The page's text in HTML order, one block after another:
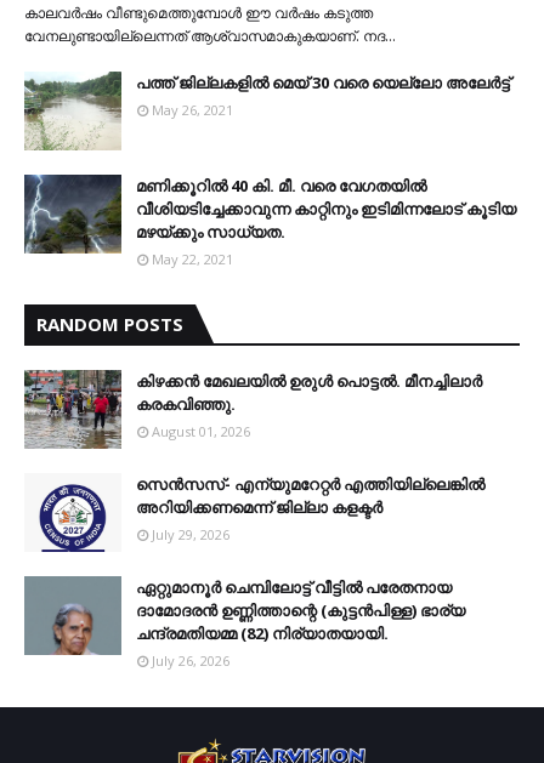
കാലവര്‍ഷം വീണ്ടുമെത്തുമ്പോള്‍ ഈ വര്‍ഷം കടുത്ത
വേനലുണ്ടായില്ലെന്നത് ആശ്വാസമാകുകയാണ്. നദ…
പത്ത് ജില്ലകളില്‍ മെയ് 30 വരെ യെല്ലോ അലേര്‍ട്ട്
May 26, 2021
മണിക്കൂറിൽ 40 കി. മീ. വരെ വേഗതയിൽ
വീശിയടിച്ചേക്കാവുന്ന കാറ്റിനും ഇടിമിന്നലോട് കൂടിയ
മഴയ്ക്കും സാധ്യത.
May 22, 2021
RANDOM POSTS
കിഴക്കന്‍ മേഖലയില്‍ ഉരുള്‍ പൊട്ടല്‍. മീനച്ചിലാര്‍
കരകവിഞ്ഞു.
August 01, 2026
സെന്‍സസ്- എന്യുമറേറ്റര്‍ എത്തിയില്ലെങ്കില്‍
അറിയിക്കണമെന്ന് ജില്ലാ കളക്ടര്‍
July 29, 2026
ഏറ്റുമാനൂര്‍ ചെമ്പിലോട്ട് വീട്ടില്‍ പരേതനായ
ദാമോദരന്‍ ഉണ്ണിത്താന്റെ (കുട്ടന്‍പിള്ള) ഭാര്യ
ചന്ദ്രമതിയമ്മ (82) നിര്യാതയായി.
July 26, 2026